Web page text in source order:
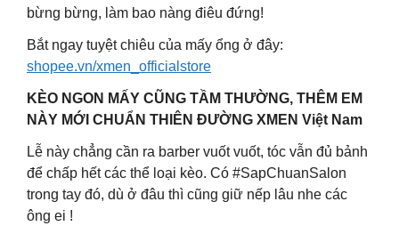
bừng bừng, làm bao nàng điêu đứng!
Bắt ngay tuyệt chiêu của mấy ổng ở đây:
shopee.vn/xmen_officialstore
KÈO NGON MẤY CŨNG TẦM THƯỜNG, THÊM EM
NÀY MỚI CHUẨN THIÊN ĐƯỜNG XMEN Việt Nam
Lễ này chẳng cần ra barber vuốt vuốt, tóc vẫn đủ bảnh
để chấp hết các thể loại kèo. Có #SapChuanSalon
trong tay đó, dù ở đâu thì cũng giữ nếp lâu nhe các
ông ei !